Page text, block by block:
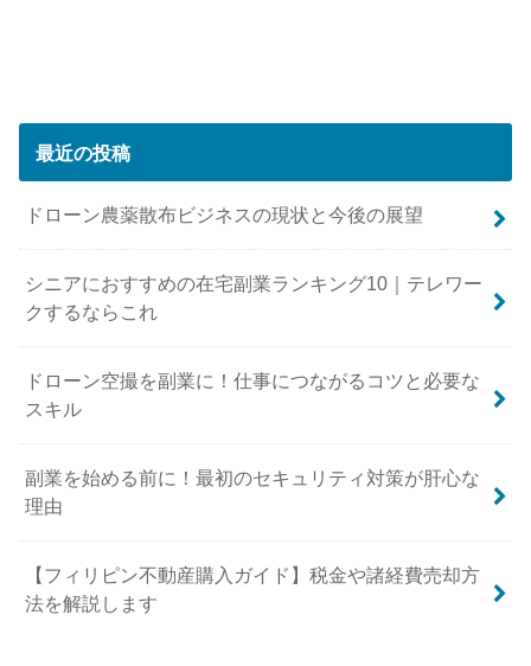
最近の投稿
ドローン農薬散布ビジネスの現状と今後の展望
シニアにおすすめの在宅副業ランキング10｜テレワー
クするならこれ
ドローン空撮を副業に！仕事につながるコツと必要な
スキル
副業を始める前に！最初のセキュリティ対策が肝心な
理由
【フィリピン不動産購入ガイド】税金や諸経費売却方
法を解説します